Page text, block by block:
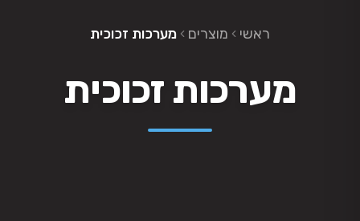
ראשי מוצרים מערכות זכוכית
מערכות זכוכית